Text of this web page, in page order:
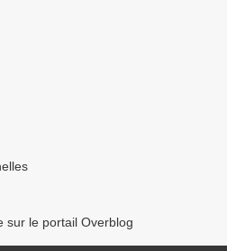
sur le portail Overblog